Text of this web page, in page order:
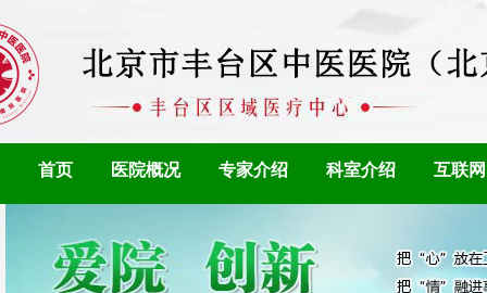
首页 医院概况 专家介绍 科室介绍 互联